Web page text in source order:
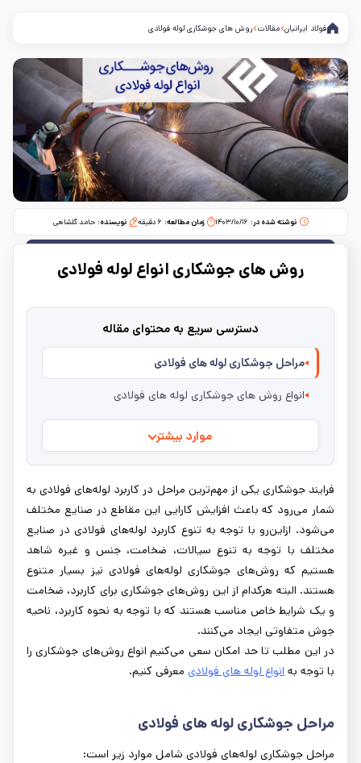
فولاد ایرانیان مقالات روش های جوشکاری لوله فولادی
نوشته شده در: ۱۴۰۳/۱۰/۱۶ زمان مطالعه:‌ ۶ دقیقه نویسنده: حامد گلشاهی
روش‌ های جوشکاری انواع لوله فولادی
دسترسی سریع به محتوای مقاله
مراحل جوشکاری لوله های فولادی
انواع روش های جوشکاری لوله های فولادی
موارد بیشتر
فرایند جوشکاری یکی از مهم‌ترین مراحل در کاربرد لوله‌های فولادی به
شمار می‌رود که باعث افزایش کارایی این مقاطع در صنایع مختلف
می‌شود. ازاین‌رو با توجه به تنوع کاربرد لوله‌های فولادی در صنایع
مختلف با توجه به تنوع سیالات، ضخامت، جنس و غیره شاهد
هستیم که روش‌های جوشکاری لوله‌های فولادی نیز بسیار متنوع
هستند. البته هرکدام از این‌ روش‌های جوشکاری برای کاربرد، ضخامت
و یک شرایط خاص مناسب هستند که با توجه به نحوه کاربرد، ناحیه
جوش متفاوتی ایجاد می‌کنند.
در این مطلب تا حد امکان سعی می‌کنیم انواع روش‌های جوشکاری را
با توجه به انواع لوله‌ های فولادی معرفی کنیم.
مراحل جوشکاری لوله‌ های فولادی
مراحل جوشکاری لوله‌های فولادی شامل موارد زیر است: